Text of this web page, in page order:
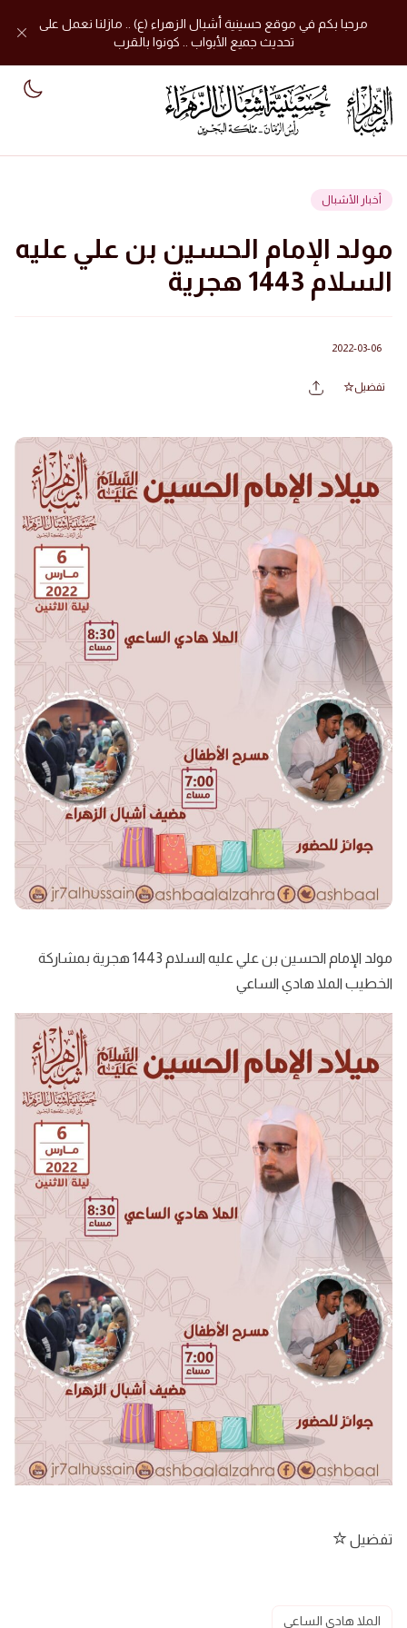
مرحبا بكم في موقع حسينية أشبال الزهراء (ع) .. مازلنا نعمل على
تحديث جميع الأبواب .. كونوا بالقرب
أخبار الأشبال
مولد الإمام الحسين بن علي عليه
السلام 1443 هجرية
2022-03-06
تفضيل
مولد الإمام الحسين بن علي عليه السلام 1443 هجرية بمشاركة
الخطيب الملا هادي الساعي
تفضيل
الملا هادي الساعي